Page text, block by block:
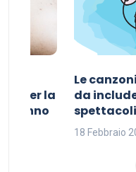
per la
sonno
Le
da
spettacoli
18 Febbraio